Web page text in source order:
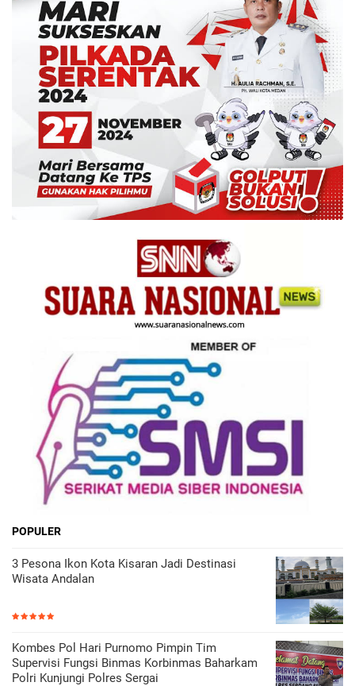
POPULER
3 Pesona Ikon Kota Kisaran Jadi Destinasi
Wisata Andalan
Kombes Pol Hari Purnomo Pimpin Tim
Supervisi Fungsi Binmas Korbinmas Baharkam
Polri Kunjungi Polres Sergai